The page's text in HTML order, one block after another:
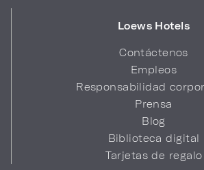
Loews Hotels
Contáctenos
Empleos
Responsabilidad
Prensa
Blog
Biblioteca digital
Tarjetas de regalo